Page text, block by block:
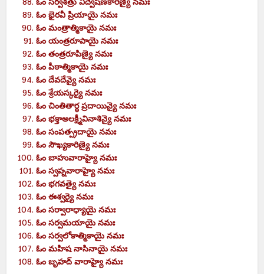
ఓంభైరవీ ప్రియాయైనమః
ఓంమంత్రాత్మికాయైనమః
ఓంయంత్రరూపాయైనమః
ఓంతంత్రరూపిణ్యైనమః
ఓంపీఠాత్మికాయైనమః
ఓందేవదేవ్యైనమః
ఓంశ్రేయస్కర్యైనమః
ఓంచింతితార్థ ప్రదాయిన్యైనమః
ఓంభక్తాఅలక్ష్మీవినాశిన్యైనమః
ఓంసంపత్ప్రదాయైనమః
ఓంసౌఖ్యకారిణ్యైనమః
ఓంబాహువారాహ్యైనమః
ఓంస్వప్నవారాహ్యైనమః
ఓంభగవత్యైనమః
ఓంఈశ్వర్యైనమః
ఓంసర్వారాధ్యాయైనమః
ఓంసర్వమయాయైనమః
ఓంసర్వలోకాత్మికాయైనమః
ఓంమహిషనాసినాయైనమః
ఓంబృహద్ వారాహ్యైనమః